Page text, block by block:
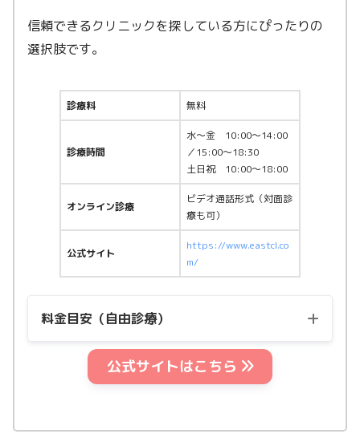
信頼できるクリニックを探している方にぴったりの
選択肢です。
診療料 無料
診療時間
水〜金 10:00〜14:00
／15:00〜18:30
土日祝 10:00〜18:00
オンライン診療
ビデオ通話形式（対面診
療も可）
公式サイト
https://www.eastcl.co
m/
料金目安（自由診療）
料金（税込）
公式サイトはこちら